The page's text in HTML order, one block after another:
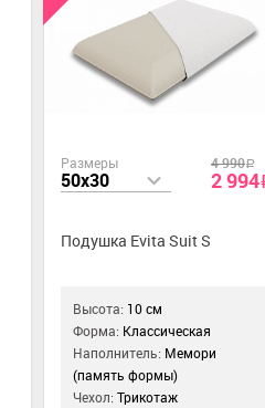
Размеры
50x30
4 990a
2 994
Подушка Evita Suit S
Высота: 10 см
Форма: Классическая
Наполнитель: Мемори
(память формы)
Чехол:Трикотаж